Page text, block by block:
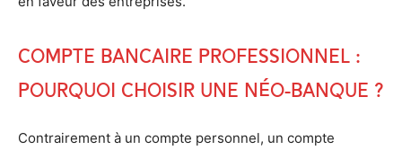
Compte bancaire professionnel :
Pourquoi choisir une néo-banque ?
Contrairement à un compte personnel, un compte